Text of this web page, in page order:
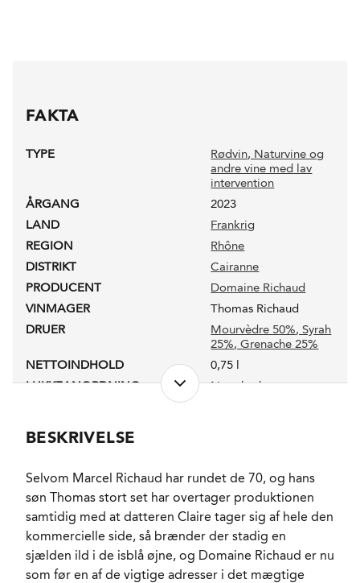
FAKTA
TYPE Rødvin, Naturvine og
andre vine med lav
intervention
ÅRGANG
2023
LAND
Frankrig
REGION
Rhône
DISTRIKT
Cairanne
PRODUCENT
Domaine Richaud
VINMAGER
Thomas Richaud
DRUER
Mourvèdre 50%, Syrah
25%, Grenache 25%
NETTOINDHOLD
0,75 l
LUKKEANORDNING
Naturkork
ANTAL FLASKER PRODUCERET
PH-VÆRDI
3,79
RESTSUKKER
SYREINDHOLD
2,79 g/l
SVOVLINDHOLD
12 mg/l
FADLAGRET
Ja
LAGRING
24 måneder på brugte
BESKRIVELSE
Selvom Marcel Richaud har rundet de 70, og hans
søn Thomas stort set har overtager produktionen
samtidig med at datteren Claire tager sig af hele den
kommercielle side, så brænder der stadig en
sjælden ild i de isblå øjne, og Domaine Richaud er nu
som før en af de vigtige adresser i det mægtige